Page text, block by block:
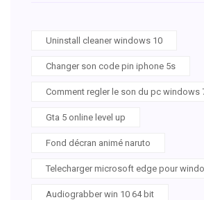
Uninstall cleaner windows 10
Changer son code pin iphone 5s
Comment regler le son du pc windows
Gta 5 online level up
Fond décran animé naruto
Telecharger microsoft edge pour
Audiograbber win 10 64 bit